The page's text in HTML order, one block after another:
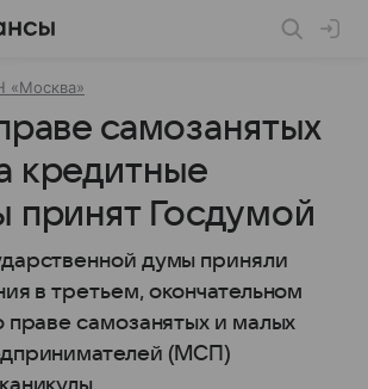
«Москва»
самозанятых
кредитные
принят Госдумой
думы приняли
в третьем, окончательном
праве самозанятых и малых
(МСП)